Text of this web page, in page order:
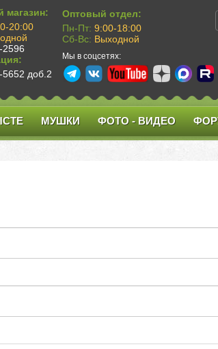
магазин:
20:00
2596
доб.2
Оптовый отдел:
Пн-Пт: 9:00-18:00
Сб-Вс: Выходной
Мы в соцсетях:
МУШКИ ФОТО - ВИДЕО